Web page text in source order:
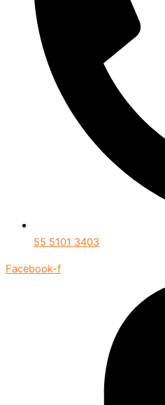
55 5101 3403
Facebook-f